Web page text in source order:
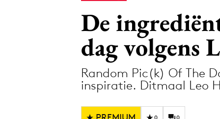
Design
Digital
Diversiteit
De
dag volgens
Random Pic(k) Of The
inspiratie. Ditmaal Leo
0 0